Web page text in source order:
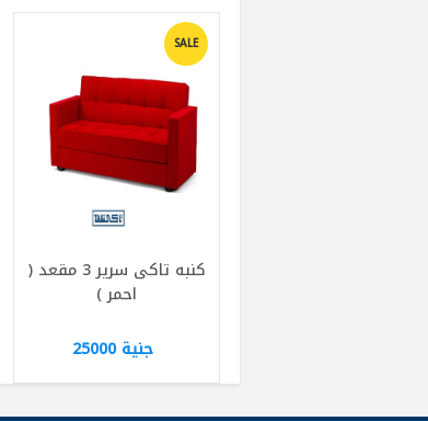
SALE
كنبه تاكى سرير 3 مقعد (
احمر )
جنية 25000